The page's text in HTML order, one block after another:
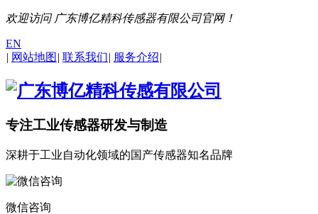
欢迎访问 广东博亿精科传感器有限公司官网！
EN
| 网站地图 | 联系我们| 服务介绍|
专注工业传感器研发与制造
深耕于工业自动化领域的国产传感器知名品牌
微信咨询